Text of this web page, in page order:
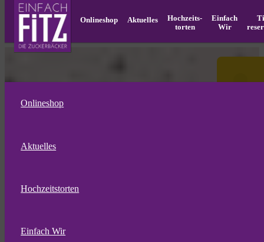
Onlineshop Aktuelles
Hochzeits­
torten
Einfach
Wir
Onlineshop
Aktuelles
Hochzeitstorten
Einfach Wir